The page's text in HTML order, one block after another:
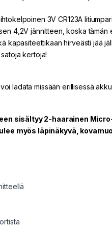
3V CR123A
4,2V jännitteen, koska tämän
kapasiteettikaan hirveästi jää
kertoja!
ladata missään erillisessä
sisältyy 2-haarainen
myös läpinäkyvä,